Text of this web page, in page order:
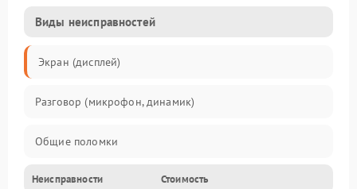
Виды неисправностей
Экран (дисплей)
Разговор (микрофон, динамик)
Общие поломки
Проблемы связи
Неисправности Стоимость